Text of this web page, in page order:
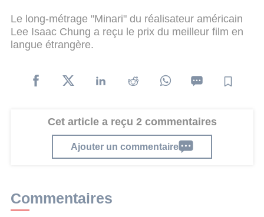
Le long-métrage "Minari" du réalisateur américain
Lee Isaac Chung a reçu le prix du meilleur film en
langue étrangère.
Cet article a reçu 2 commentaires
Ajouter un commentaire
Commentaires